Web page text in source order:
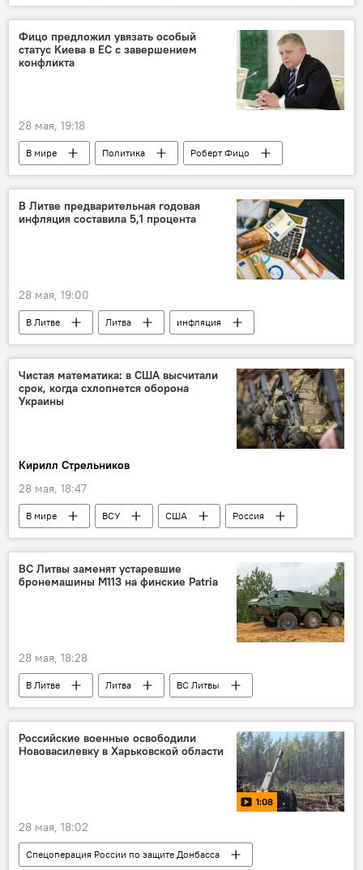
утечка
кража данных
база данных
информация
Утечка данных из Центра регистров Литвы
Генпрокуратура Литвы
скандал
Фицо предложил увязать особый
статус Киева в ЕС с завершением
конфликта
28 мая, 19:18
В мире Политика
Роберт Фицо
Словакия
Россия
ЕС
Евросоюз (ЕС)
В Литве предварительная годовая
инфляция составила 5,1 процента
28 мая, 19:00
В Литве Литва
инфляция
финансы
Экономика рост цен
Чистая математика: в США высчитали
срок, когда схлопнется оборона
Украины
Кирилл Стрельников
28 мая, 18:47
В мире ВСУ США
Россия
Украина
ВС Литвы заменят устаревшие
бронемашины M113 на финские Patria
28 мая, 18:28
В Литве Литва
ВС Литвы
Минобороны Литвы
армия Литвы
поставка оружия
поставки вооружения
БМП
бронетехника
Российские военные освободили
Нововасилевку в Харьковской области
1:08
28 мая, 18:02
Спецоперация России по защите Донбасса